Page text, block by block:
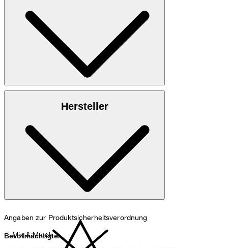
Maßtabelle
Hersteller
Angaben zur Produktsicherheitsverordnung
Bevollmächtigter
Mix & Match